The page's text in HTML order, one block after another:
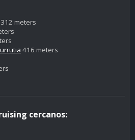
312 meters
416 meters
cercanos: